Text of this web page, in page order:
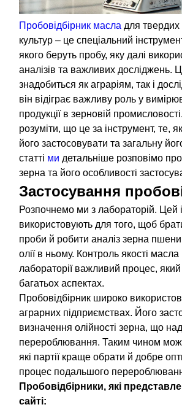
Пробовідбірник масла для твердих
культур – це спеціальний
якого беруть пробу, яку далі
аналізів та важливих досліджень.
знадобиться як аграріям, так і
він відіграє важливу роль у
продукції в зерновій
розуміти, що це за інструмент, те,
його застосовувати та загальну
статті ми детальніше розповімо
зерна та його особливості
Застосування
Розпочнемо ми з лабораторій. Цей
використовують для того, щоб
проби й робити аналіз зерна
олії в ньому. Контроль якості масла
лабораторії важливий процес,
багатьох аспектах.
Пробовідбірник широко
аграрних підприємствах. Його
визначення олійності зерна, що
перероблювання. Таким чином
які партії краще обрати й добре
процес подальшого
Пробовідбірники, які
сайті: